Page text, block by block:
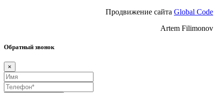
Продвижение сайта Global Code
Artem Filimonov
Обратный звонок
×